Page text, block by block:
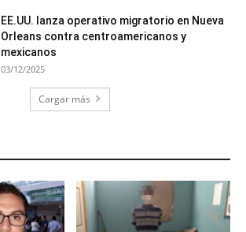
EE.UU. lanza operativo migratorio en Nueva
Orleans contra centroamericanos y
mexicanos
03/12/2025
Cargar más